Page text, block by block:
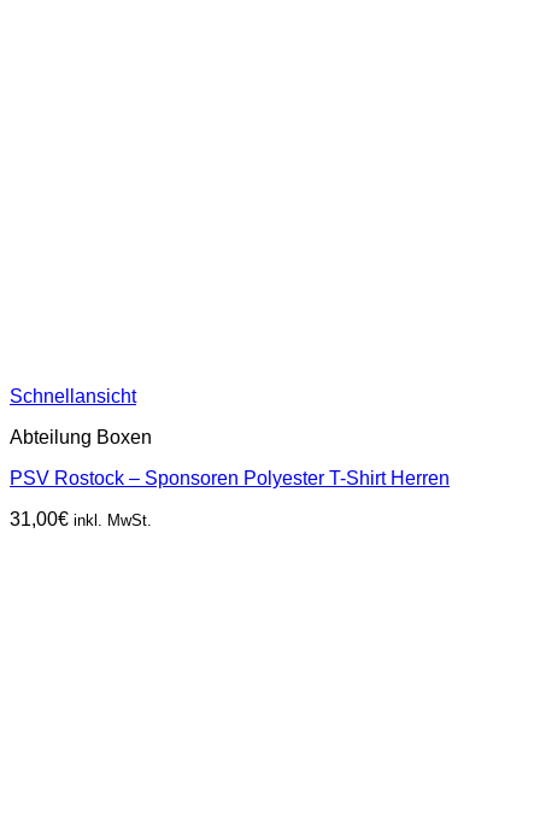
Schnellansicht
Abteilung Boxen
PSV Rostock – Sponsoren Polyester T-Shirt Herren
31,00€ inkl. MwSt.